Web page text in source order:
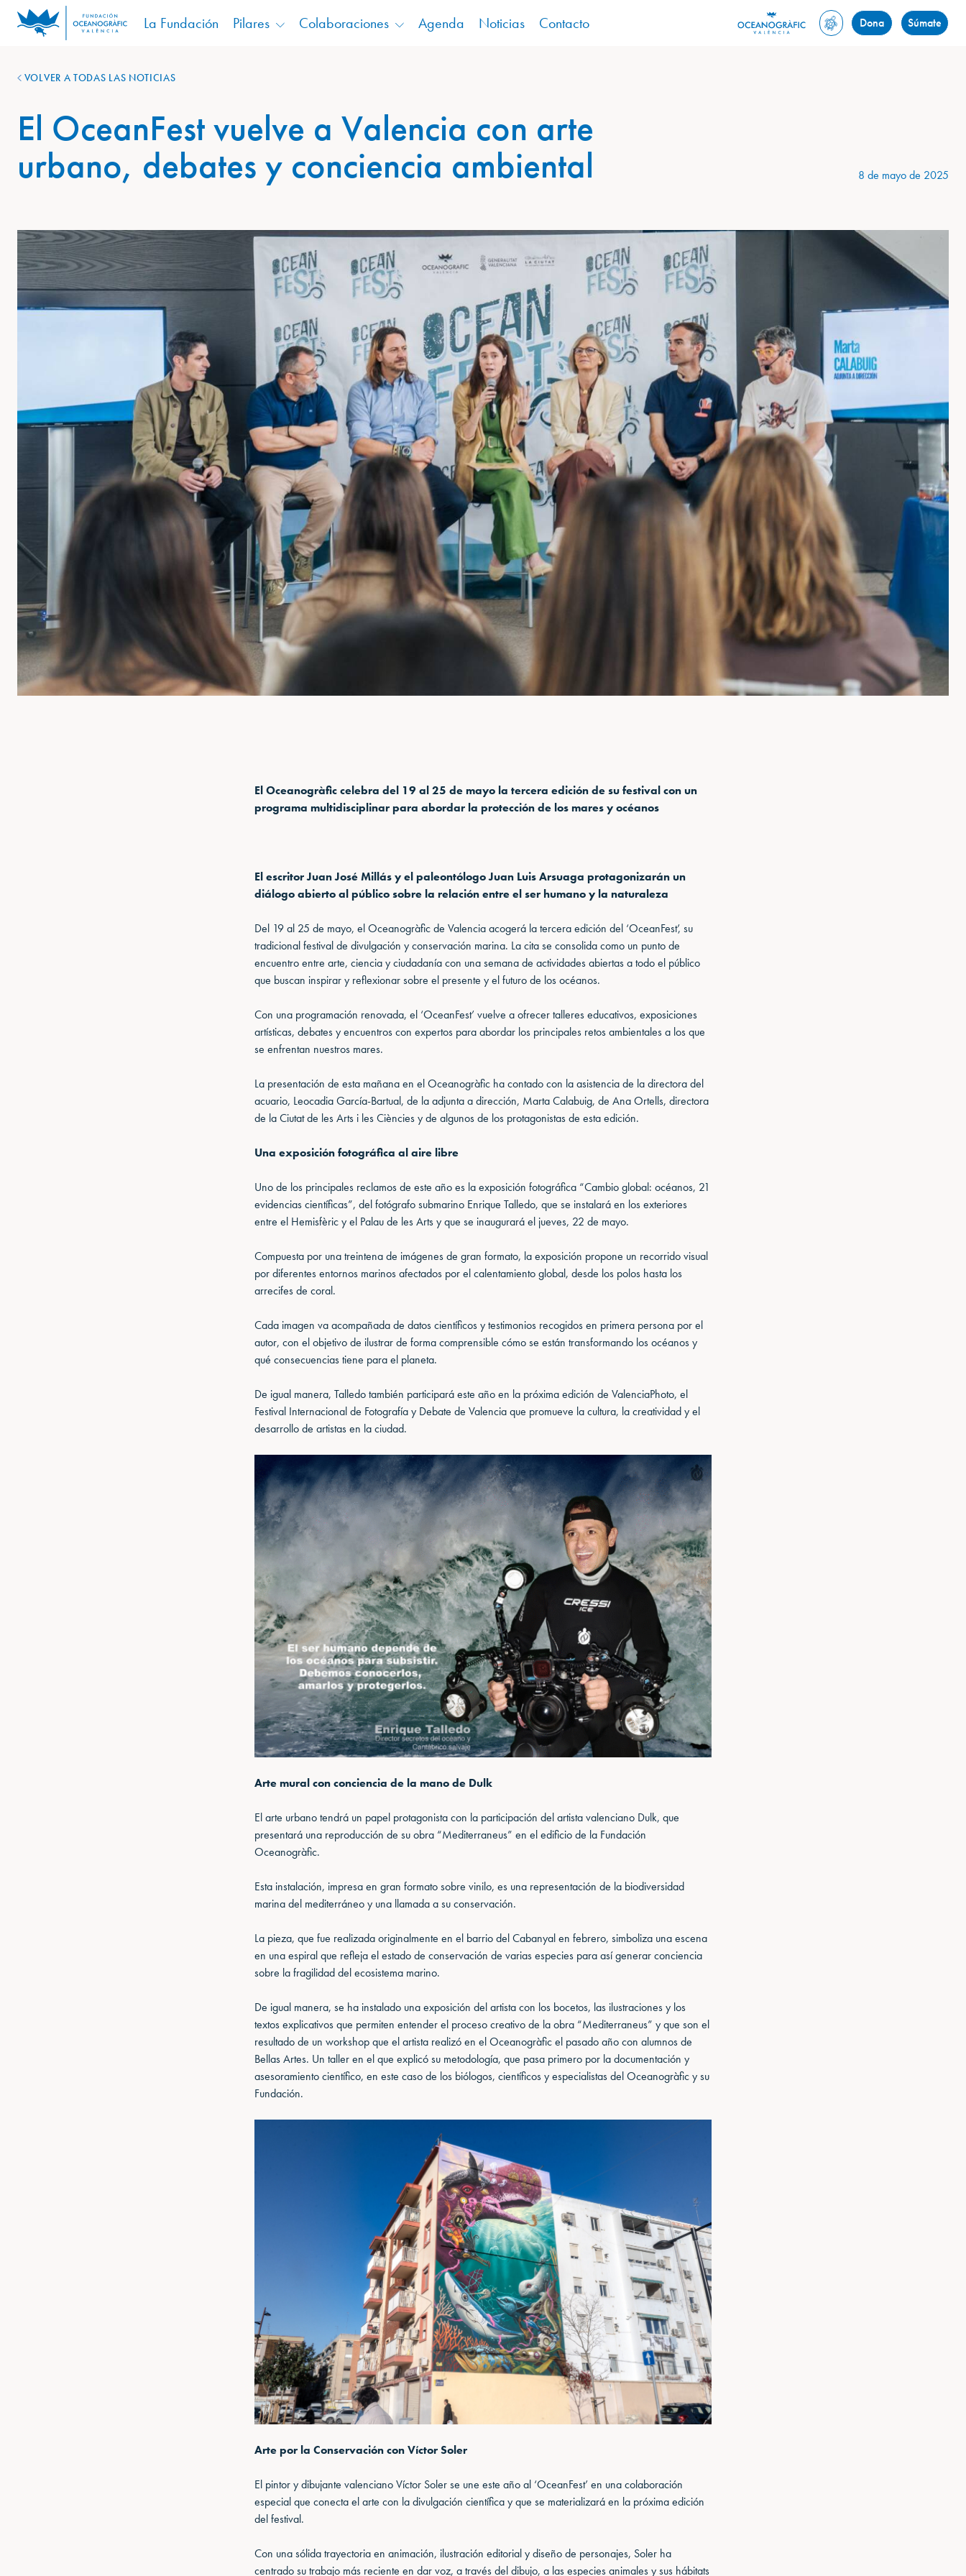
La Fundación Pilares Colaboraciones Agenda Noticias Contacto Dona Súmate
VOLVER A TODAS LAS NOTICIAS
El OceanFest vuelve a Valencia con arte
urbano, debates y conciencia ambiental
8 de mayo de 2025
El Oceanogràfic celebra del 19 al 25 de mayo la tercera edición de su festival con un
programa multidisciplinar para abordar la protección de los mares y océanos
El escritor Juan José Millás y el paleontólogo Juan Luis Arsuaga protagonizarán un
diálogo abierto al público sobre la relación entre el ser humano y la naturaleza
Del 19 al 25 de mayo, el Oceanogràfic de Valencia acogerá la tercera edición del ‘OceanFest’, su
tradicional festival de divulgación y conservación marina. La cita se consolida como un punto de
encuentro entre arte, ciencia y ciudadanía con una semana de actividades abiertas a todo el público
que buscan inspirar y reflexionar sobre el presente y el futuro de los océanos.
Con una programación renovada, el ‘OceanFest’ vuelve a ofrecer talleres educativos, exposiciones
artísticas, debates y encuentros con expertos para abordar los principales retos ambientales a los que
se enfrentan nuestros mares.
La presentación de esta mañana en el Oceanogràfic ha contado con la asistencia de la directora del
acuario, Leocadia García-Bartual, de la adjunta a dirección, Marta Calabuig, de Ana Ortells, directora
de la Ciutat de les Arts i les Ciències y de algunos de los protagonistas de esta edición.
Una exposición fotográfica al aire libre
Uno de los principales reclamos de este año es la exposición fotográfica “Cambio global: océanos, 21
evidencias científicas”, del fotógrafo submarino Enrique Talledo, que se instalará en los exteriores
entre el Hemisfèric y el Palau de les Arts y que se inaugurará el jueves, 22 de mayo.
Compuesta por una treintena de imágenes de gran formato, la exposición propone un recorrido visual
por diferentes entornos marinos afectados por el calentamiento global, desde los polos hasta los
arrecifes de coral.
Cada imagen va acompañada de datos científicos y testimonios recogidos en primera persona por el
autor, con el objetivo de ilustrar de forma comprensible cómo se están transformando los océanos y
qué consecuencias tiene para el planeta.
De igual manera, Talledo también participará este año en la próxima edición de ValenciaPhoto, el
Festival Internacional de Fotografía y Debate de Valencia que promueve la cultura, la creatividad y el
desarrollo de artistas en la ciudad.
Arte mural con conciencia de la mano de Dulk
El arte urbano tendrá un papel protagonista con la participación del artista valenciano Dulk, que
presentará una reproducción de su obra “Mediterraneus” en el edificio de la Fundación
Oceanogràfic.
Esta instalación, impresa en gran formato sobre vinilo, es una representación de la biodiversidad
marina del mediterráneo y una llamada a su conservación.
La pieza, que fue realizada originalmente en el barrio del Cabanyal en febrero, simboliza una escena
en una espiral que refleja el estado de conservación de varias especies para así generar conciencia
sobre la fragilidad del ecosistema marino.
De igual manera, se ha instalado una exposición del artista con los bocetos, las ilustraciones y los
textos explicativos que permiten entender el proceso creativo de la obra “Mediterraneus” y que son el
resultado de un workshop que el artista realizó en el Oceanogràfic el pasado año con alumnos de
Bellas Artes. Un taller en el que explicó su metodología, que pasa primero por la documentación y
asesoramiento científico, en este caso de los biólogos, científicos y especialistas del Oceanogràfic y su
Fundación.
Arte por la Conservación con Víctor Soler
El pintor y dibujante valenciano Víctor Soler se une este año al ‘OceanFest’ en una colaboración
especial que conecta el arte con la divulgación científica y que se materializará en la próxima edición
del festival.
Con una sólida trayectoria en animación, ilustración editorial y diseño de personajes, Soler ha
centrado su trabajo más reciente en dar voz, a través del dibujo, a las especies animales y sus hábitats